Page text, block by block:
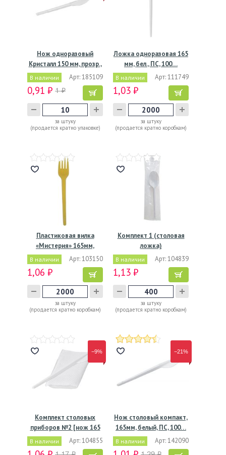
Нож одноразовый
Кристалл 150 мм, прозр.,
ПС,…
В наличии Арт: 185109
0,91 ₽ 1 ₽
за штуку
(продается кратно упаковке)
Ложка одноразовая 165
мм, бел., ПС, 100…
В наличии Арт: 111749
1,03 ₽
за штуку
(продается кратно коробкам)
Пластиковая вилка
«Мистерия» 165мм,
жёлтая,…
В наличии Арт: 103150
1,06 ₽
за штуку
(продается кратно коробкам)
Комплект 1 (столовая
ложка)
В наличии Арт: 104839
1,13 ₽
за штуку
(продается кратно коробкам)
−9%
Комплект столовых
приборов №2 [нож 165
мм,…
В наличии Арт: 104855
−21%
Нож столовый компакт,
165мм, белый, ПС, 100…
В наличии Арт: 142090